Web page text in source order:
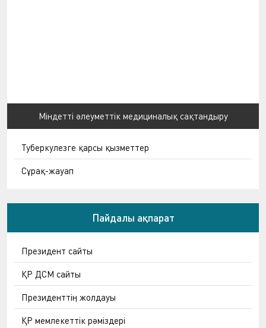
Міндетті әлеуметтік медициналық сақтандыру
Туберкулезге қарсы қызметтер
Сұрақ-жауап
Пайдалы ақпарат
Президент сайты
ҚР ДСМ сайты
Президенттің жолдауы
ҚР мемлекеттік рәміздері